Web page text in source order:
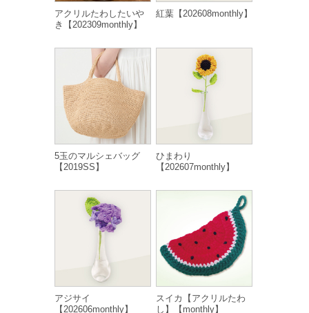
アクリルたわしたいや
き【202309monthly】
紅葉【202608monthly】
5玉のマルシェバッグ
【2019SS】
ひまわり
【202607monthly】
アジサイ
【202606monthly】
スイカ【アクリルたわ
し】【monthly】